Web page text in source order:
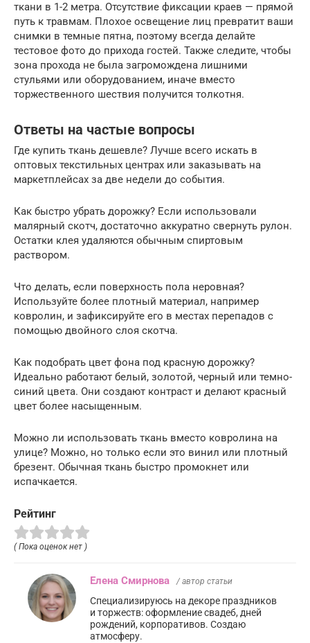
ткани в 1-2 метра. Отсутствие фиксации краев — прямой
путь к травмам. Плохое освещение лиц превратит ваши
снимки в темные пятна, поэтому всегда делайте
тестовое фото до прихода гостей. Также следите, чтобы
зона прохода не была загромождена лишними
стульями или оборудованием, иначе вместо
торжественного шествия получится толкотня.
Ответы на частые вопросы
Где купить ткань дешевле? Лучше всего искать в
оптовых текстильных центрах или заказывать на
маркетплейсах за две недели до события.
Как быстро убрать дорожку? Если использовали
малярный скотч, достаточно аккуратно свернуть рулон.
Остатки клея удаляются обычным спиртовым
раствором.
Что делать, если поверхность пола неровная?
Используйте более плотный материал, например
ковролин, и зафиксируйте его в местах перепадов с
помощью двойного слоя скотча.
Как подобрать цвет фона под красную дорожку?
Идеально работают белый, золотой, черный или темно-
синий цвета. Они создают контраст и делают красный
цвет более насыщенным.
Можно ли использовать ткань вместо ковролина на
улице? Можно, но только если это винил или плотный
брезент. Обычная ткань быстро промокнет или
испачкается.
Рейтинг
( Пока оценок нет )
Елена Смирнова / автор статьи
Специализируюсь на декоре праздников
и торжеств: оформление свадеб, дней
рождений, корпоративов. Создаю
атмосферу.